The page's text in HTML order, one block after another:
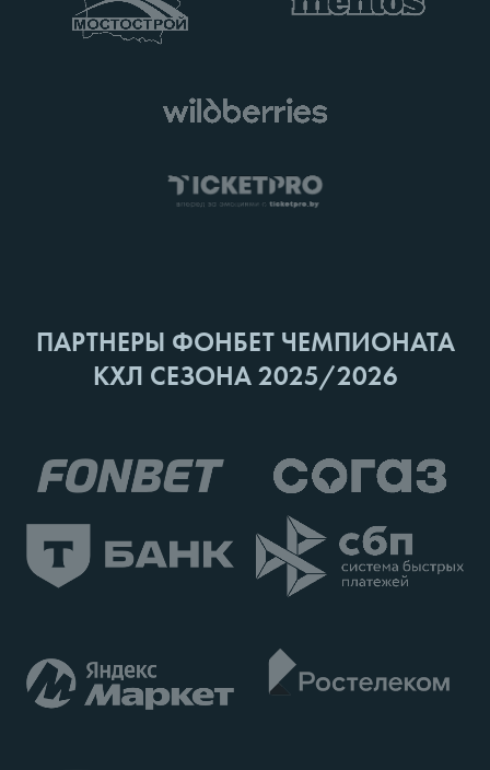
ПАРТНЕРЫ ФОНБЕТ ЧЕМПИОНАТА
КХЛ СЕЗОНА 2025/2026